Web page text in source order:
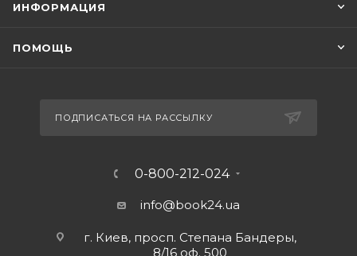
ИНФОРМАЦИЯ
ПОМОЩЬ
ПОДПИСАТЬСЯ НА РАССЫЛКУ
0-800-212-024
info@book24.ua
г. Киев, просп. Степана Бандеры,
8/16 оф. 500